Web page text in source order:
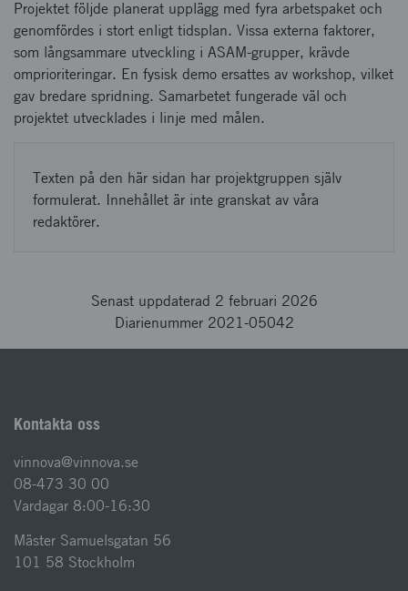
Projektet följde planerat upplägg med fyra arbetspaket och
genomfördes i stort enligt tidsplan. Vissa externa faktorer,
som långsammare utveckling i ASAM-grupper, krävde
omprioriteringar. En fysisk demo ersattes av workshop, vilket
gav bredare spridning. Samarbetet fungerade väl och
projektet utvecklades i linje med målen.
Texten på den här sidan har projektgruppen själv
formulerat. Innehållet är inte granskat av våra
redaktörer.
Senast uppdaterad 2 februari 2026
Diarienummer 2021-05042
Kontakta oss
vinnova@vinnova.se
08-473 30 00
Vardagar 8:00-16:30
Mäster Samuelsgatan 56
101 58 Stockholm